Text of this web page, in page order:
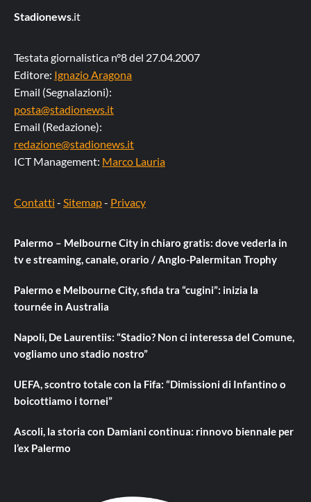
Stadionews.it
Testata giornalistica n°8 del 27.04.2007
Editore: Ignazio Aragona
Email (Segnalazioni):
posta@stadionews.it
Email (Redazione):
redazione@stadionews.it
ICT Management: Marco Lauria
Contatti - Sitemap- Privacy
Palermo – Melbourne City in chiaro gratis: dove vederla in
tv e streaming, canale, orario / Anglo-Palermitan Trophy
Palermo e Melbourne City, sfida tra “cugini”: inizia la
tournée in Australia
Napoli, De Laurentiis: “Stadio? Non ci interessa del Comune,
vogliamo uno stadio nostro”
UEFA, scontro totale con la Fifa: “Dimissioni di Infantino o
boicottiamo i tornei”
Ascoli, la storia con Damiani continua: rinnovo biennale per
l’ex Palermo